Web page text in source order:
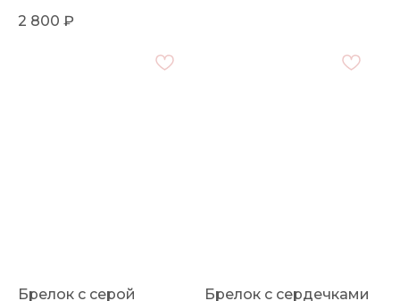
2 800 ₽
Брелок с серой
Брелок с сердечками